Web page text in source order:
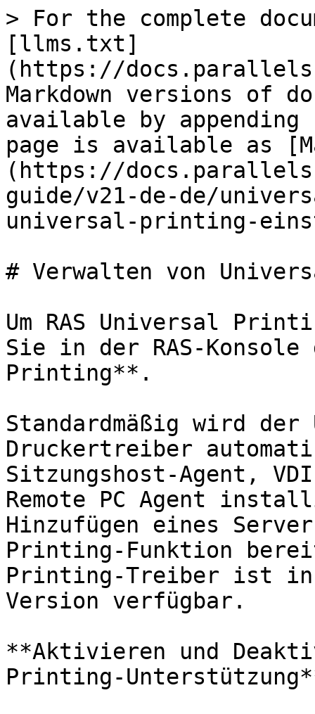
> For the complete
[llms.txt]
(https://
Markdown versions of
available by
page is available as
(https://
guide/v21-de-de/
universal-printing-
# Verwalten von
Um RAS Universal
Sie in der RAS-
Printing**.
Standardmäßig wird
Druckertreiber
Sitzungshost-Agent,
Remote PC Agent
Hinzufügen eines
Printing-Funktion
Printing-Treiber ist
Version verfügbar.
**Aktivieren und
Printing-